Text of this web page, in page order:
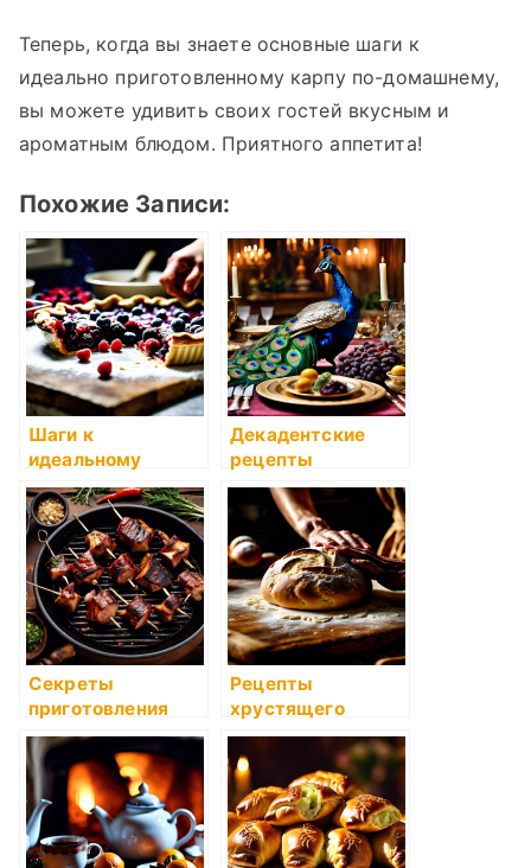
Теперь, когда вы знаете основные шаги к
идеально приготовленному карпу по-домашнему,
вы можете удивить своих гостей вкусным и
ароматным блюдом. Приятного аппетита!
Похожие Записи:
Шаги к
идеальному
домашнему
пирогу с ягодами
Декадентские
рецепты
исторических
эпох
Секреты
приготовления
пикантных
маринадов для
шашлыка
Рецепты
хрустящего
домашнего хлеба